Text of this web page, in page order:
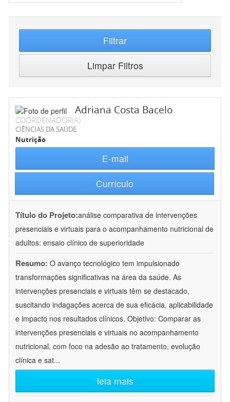
Filtrar
Limpar Filtros
Adriana Costa Bacelo
COORDENADOR(A)
CIÊNCIAS DA SAÚDE
Nutrição
E-mail
Currículo
Título do Projeto:análise comparativa de intervenções
presenciais e virtuais para o acompanhamento nutricional de
adultos: ensaio clínico de superioridade
Resumo: O avanço tecnológico tem impulsionado
transformações significativas na área da saúde. As
intervenções presenciais e virtuais têm se destacado,
suscitando indagações acerca de sua eficácia, aplicabilidade
e impacto nos resultados clínicos. Objetivo: Comparar as
intervenções presenciais e virtuais no acompanhamento
nutricional, com foco na adesão ao tratamento, evolução
clínica e sat...
leia mais